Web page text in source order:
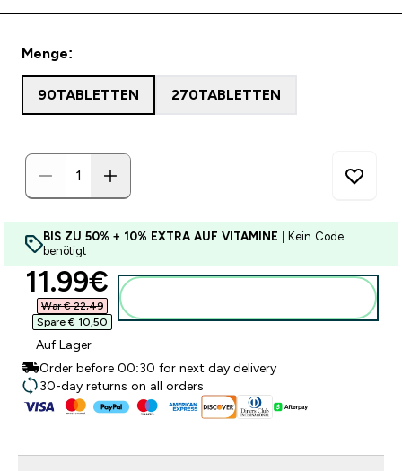
Menge:
90TABLETTEN 270TABLETTEN
BIS ZU 50% + 10% EXTRA AUF VITAMINE
| Kein Code
benötigt
discounted price
11.99€‎
War € 22,49‎
Spare € 10,50‎
Auf Lager
Order before 00:30 for next day delivery
30-day returns on all orders